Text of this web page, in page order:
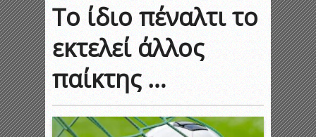
Το ίδιο πέναλτι το
εκτελεί άλλος
παίκτης …